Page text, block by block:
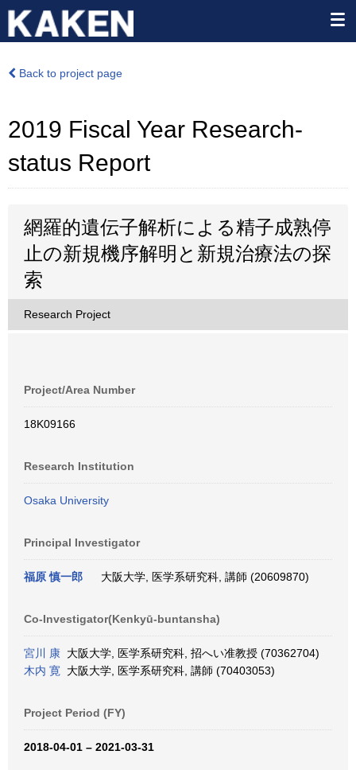
Back to project page
2019 Fiscal Year Research-
status Report
網羅的遺伝子解析による精子成熟停
止の新規機序解明と新規治療法の探
索
Research Project
Project/Area Number
18K09166
Research Institution
Osaka University
Principal Investigator
福原 慎一郎 大阪大学, 医学系研究科, 講師 (20609870)
Co-Investigator(Kenkyū-buntansha)
宮川 康 大阪大学, 医学系研究科, 招へい准教授 (70362704)
木内 寛 大阪大学, 医学系研究科, 講師 (70403053)
Project Period (FY)
2018-04-01 – 2021-03-31